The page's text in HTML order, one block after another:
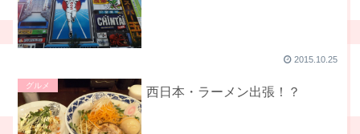
2015.10.25
グルメ 西日本・ラーメン出張！？